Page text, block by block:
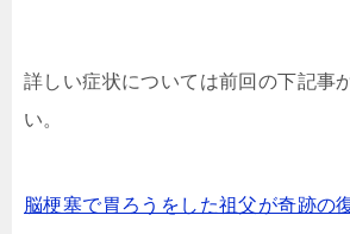
詳しい症状については前回の下記事
い。
脳梗塞で胃ろうをした祖父が奇跡の